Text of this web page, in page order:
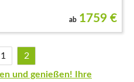
ab 1759 €
1
2
und genießen! Ihre